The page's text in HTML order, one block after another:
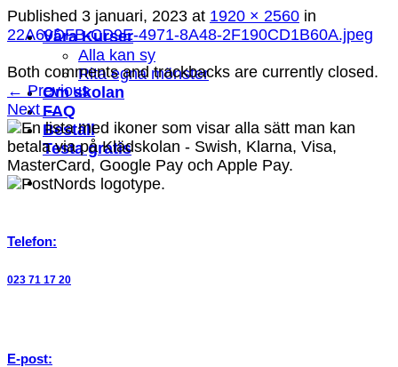
Våra Kurser
Alla kan sy
Rita egna mönster
Om skolan
FAQ
Beställ
Testa gratis
Published 3 januari, 2023 at 1920 × 2560 in
22A69DFB-CD9E-4971-8A48-2F190CD1B60A.jpeg
Both comments and trackbacks are currently closed.
← Previous
Next→
Telefon:
023 71 17 20
E-post: